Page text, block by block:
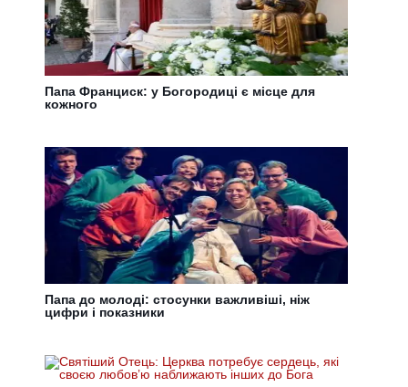
Папа Франциск: у Богородиці є місце для
кожного
Папа до молоді: стосунки важливіші, ніж
цифри і показники